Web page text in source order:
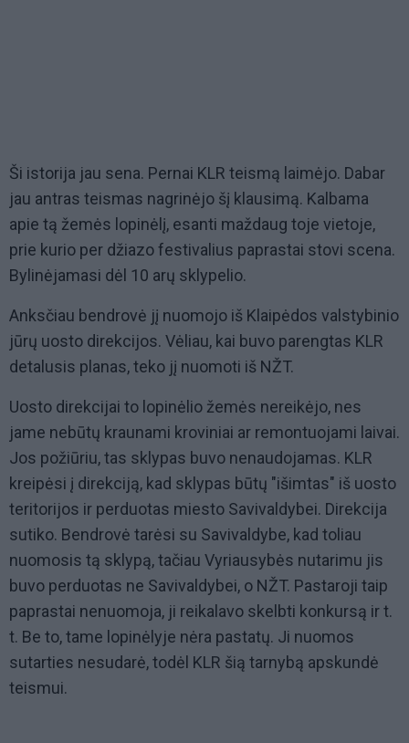
Ši istorija jau sena. Pernai KLR teismą laimėjo. Dabar
jau antras teismas nagrinėjo šį klausimą. Kalbama
apie tą žemės lopinėlį, esanti maždaug toje vietoje,
prie kurio per džiazo festivalius paprastai stovi scena.
Bylinėjamasi dėl 10 arų sklypelio.
Anksčiau bendrovė jį nuomojo iš Klaipėdos valstybinio
jūrų uosto direkcijos. Vėliau, kai buvo parengtas KLR
detalusis planas, teko jį nuomoti iš NŽT.
Uosto direkcijai to lopinėlio žemės nereikėjo, nes
jame nebūtų kraunami kroviniai ar remontuojami laivai.
Jos požiūriu, tas sklypas buvo nenaudojamas. KLR
kreipėsi į direkciją, kad sklypas būtų "išimtas" iš uosto
teritorijos ir perduotas miesto Savivaldybei. Direkcija
sutiko. Bendrovė tarėsi su Savivaldybe, kad toliau
nuomosis tą sklypą, tačiau Vyriausybės nutarimu jis
buvo perduotas ne Savivaldybei, o NŽT. Pastaroji taip
paprastai nenuomoja, ji reikalavo skelbti konkursą ir t.
t. Be to, tame lopinėlyje nėra pastatų. Ji nuomos
sutarties nesudarė, todėl KLR šią tarnybą apskundė
teismui.